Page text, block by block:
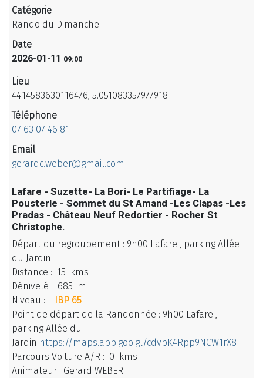
Catégorie
Rando du Dimanche
Date
2026-01-11 09:00
Lieu
44.14583630116476, 5.051083357977918
Téléphone
07 63 07 46 81
Email
gerardc.weber@gmail.com
Lafare - Suzette- La Bori- Le Partifiage- La
Pousterle - Sommet du St Amand -Les Clapas -Les
Pradas - Château Neuf Redortier - Rocher St
Christophe.
Départ du regroupement : 9h00 Lafare , parking Allée
du Jardin
Distance : 15 kms
Dénivelé : 685 m
Niveau :
IBP 65
Point de départ de la Randonnée : 9h00 Lafare ,
parking Allée du
Jardin https://maps.app.goo.gl/cdvpK4Rpp9NCW1rX8
Parcours Voiture A/R : 0 kms
Animateur : Gerard WEBER